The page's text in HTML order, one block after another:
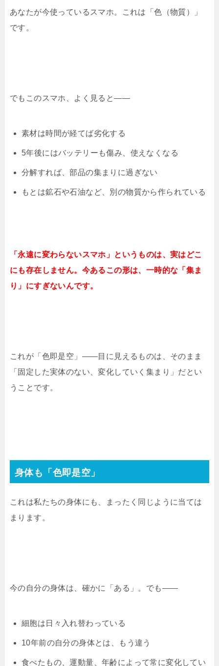
あなたが今使っているスマホ。これは「色（物質）」
です。
でもこのスマホ、よく見ると——
素材は時間が経てば劣化する
5年後にはバッテリーも傷み、使えなくなる
分解すれば、部品の集まりに過ぎない
もとは鉱石や石油など、別の物質から作られている
「永遠に変わらないスマホ」というものは、実はどこ
にも存在しません。今あるこの形は、一時的な「集ま
り」にすぎないんです。
これが「色即是空」——目に見えるものは、そのまま
「固定した実体のない、変化していく集まり」だとい
うことです。
身体も「色即是空」
これは私たちの身体にも、まったく同じように当ては
まります。
今の自分の身体は、確かに「ある」。でも——
細胞は日々入れ替わっている
10年前の自分の身体とは、もう違う
食べたもの、運動量、年齢によって常に変化してい